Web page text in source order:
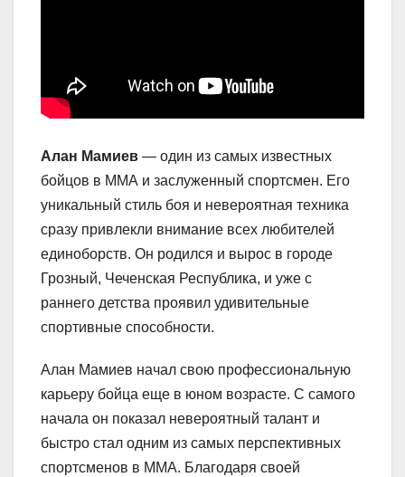
Алан Мамиев — один из самых известных
бойцов в ММА и заслуженный спортсмен. Его
уникальный стиль боя и невероятная техника
сразу привлекли внимание всех любителей
единоборств. Он родился и вырос в городе
Грозный, Чеченская Республика, и уже с
раннего детства проявил удивительные
спортивные способности.
Алан Мамиев начал свою профессиональную
карьеру бойца еще в юном возрасте. С самого
начала он показал невероятный талант и
быстро стал одним из самых перспективных
спортсменов в ММА. Благодаря своей